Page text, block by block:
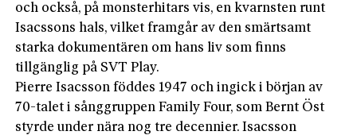
och också, på monsterhitars vis, en kvarnsten runt
Isacssons hals, vilket framgår av den smärtsamt
starka dokumentären om hans liv som finns
tillgänglig på SVT Play.
Pierre Isacsson föddes 1947 och ingick i början av
70-talet i sånggruppen Family Four, som Bernt Öst
styrde under nära nog tre decennier. Isacsson